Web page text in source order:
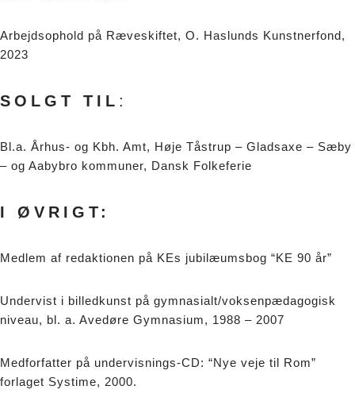
Arbejdsophold på Ræveskiftet, O. Haslunds Kunstnerfond,
2023
SOLGT TIL :
Bl.a. Århus- og Kbh. Amt, Høje Tåstrup – Gladsaxe – Sæby
– og Aabybro kommuner, Dansk Folkeferie
I ØVRIGT:
Medlem af redaktionen på KEs jubilæumsbog “KE 90 år”
Undervist i billedkunst på gymnasialt/voksenpædagogisk
niveau, bl. a. Avedøre Gymnasium, 1988 – 2007
Medforfatter på undervisnings-CD: “Nye veje til Rom”
forlaget Systime, 2000.